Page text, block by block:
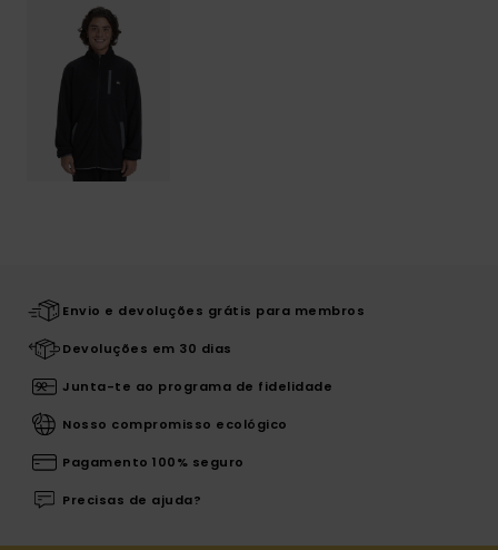
Envio e devoluções grátis para membros
Devoluções em 30 dias
Junta-te ao programa de fidelidade
Nosso compromisso ecológico
Pagamento 100% seguro
Precisas de ajuda?